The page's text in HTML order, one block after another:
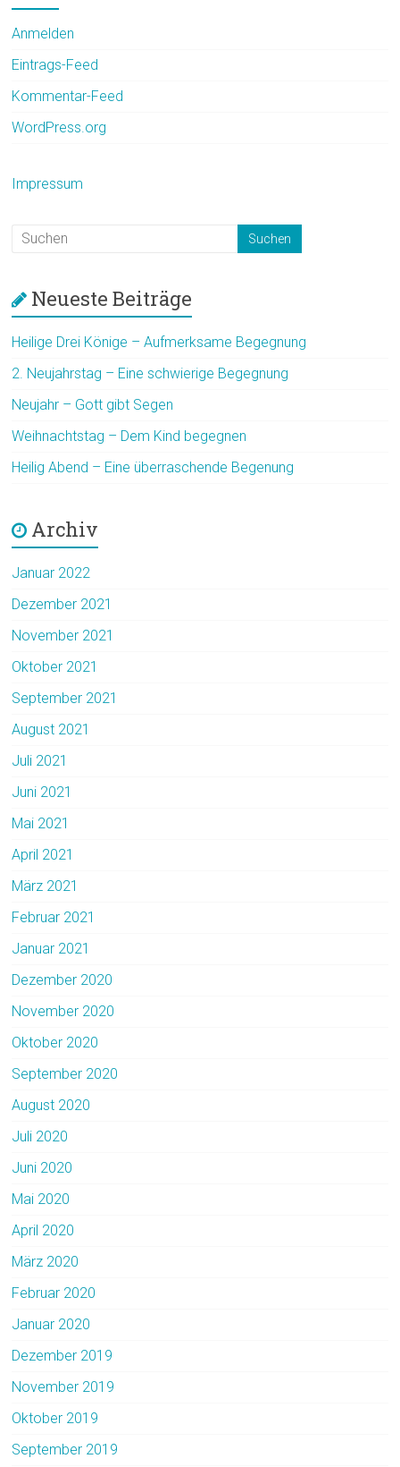
Anmelden
Eintrags-Feed
Kommentar-Feed
WordPress.org
Impressum
Neueste Beiträge
Heilige Drei Könige – Aufmerksame Begegnung
2. Neujahrstag – Eine schwierige Begegnung
Neujahr – Gott gibt Segen
Weihnachtstag – Dem Kind begegnen
Heilig Abend – Eine überraschende Begenung
Archiv
Januar 2022
Dezember 2021
November 2021
Oktober 2021
September 2021
August 2021
Juli 2021
Juni 2021
Mai 2021
April 2021
März 2021
Februar 2021
Januar 2021
Dezember 2020
November 2020
Oktober 2020
September 2020
August 2020
Juli 2020
Juni 2020
Mai 2020
April 2020
März 2020
Februar 2020
Januar 2020
Dezember 2019
November 2019
Oktober 2019
September 2019